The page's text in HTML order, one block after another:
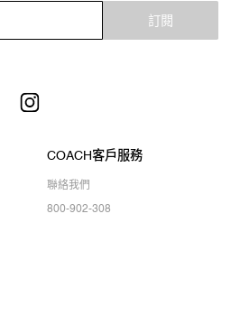
訂閱
COACH客戶服務
聯絡我們
800-902-308